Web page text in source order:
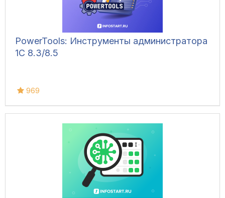
PowerTools: Инструменты администратора
1С 8.3/8.5
969